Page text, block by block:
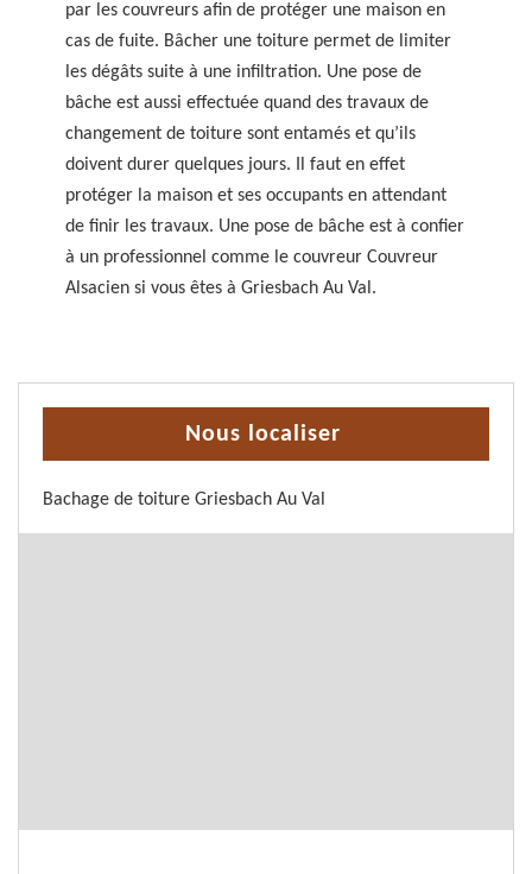
par les couvreurs afin de protéger une maison en
cas de fuite. Bâcher une toiture permet de limiter
les dégâts suite à une infiltration. Une pose de
bâche est aussi effectuée quand des travaux de
changement de toiture sont entamés et qu’ils
doivent durer quelques jours. Il faut en effet
protéger la maison et ses occupants en attendant
de finir les travaux. Une pose de bâche est à confier
à un professionnel comme le couvreur Couvreur
Alsacien si vous êtes à Griesbach Au Val.
Nous localiser
Bachage de toiture Griesbach Au Val